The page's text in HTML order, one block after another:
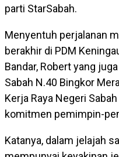
parti StarSabah.
Menyentuh perjalanan
berakhir di PDM
Bandar, Robert yang
Sabah N.40 Bingkor
Kerja Raya Negeri
komitmen pemimpin-
Katanya, dalam jelajah